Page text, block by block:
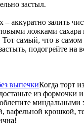
застыл.
– аккуратно залить
ложками сахара
самый, что в самом
подогрейте на
Когда торт
из формочки
миндальными
вафельной крошкой,